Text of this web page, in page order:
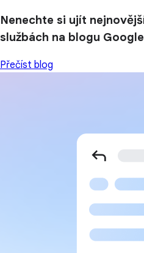
Nenechte si ujít
službách na blogu
Přečíst blog